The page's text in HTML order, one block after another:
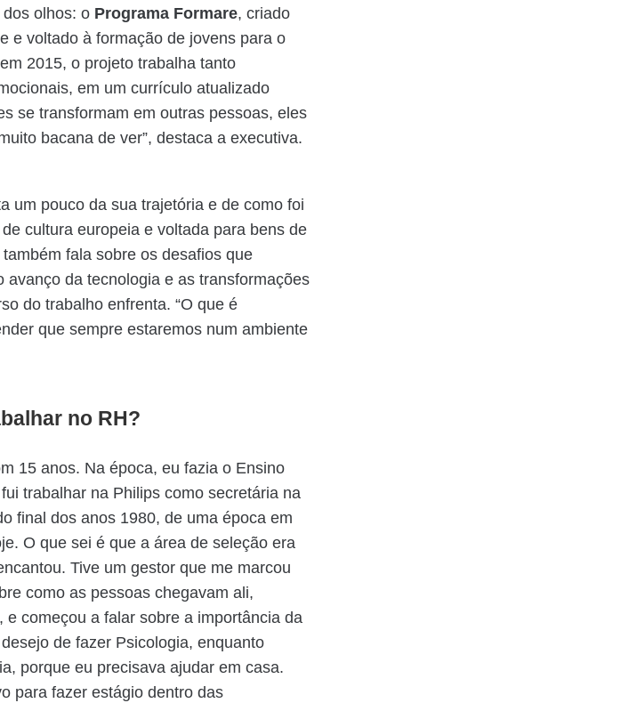
olhos: o Programa Formare, criado
e voltado à formação de jovens para o
2015, o projeto trabalha tanto
em um currículo atualizado
se transformam em outras pessoas, eles
bacana de ver”, destaca a executiva.
um pouco da sua trajetória e de como foi
cultura europeia e voltada para bens de
fala sobre os desafios que
avanço da tecnologia e as transformações
do trabalho enfrenta. “O que é
que sempre estaremos num ambiente
no RH?
15 anos. Na época, eu fazia o Ensino
trabalhar na Philips como secretária na
final dos anos 1980, de uma época em
O que sei é que a área de seleção era
Tive um gestor que me marcou
como as pessoas chegavam ali,
e começou a falar sobre a importância da
de fazer Psicologia, enquanto
porque eu precisava ajudar em casa.
para fazer estágio dentro das